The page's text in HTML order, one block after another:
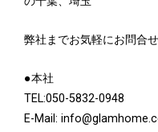
弊社までお気軽にお問合
●本社
TEL:050-5832-0948
E-Mail: